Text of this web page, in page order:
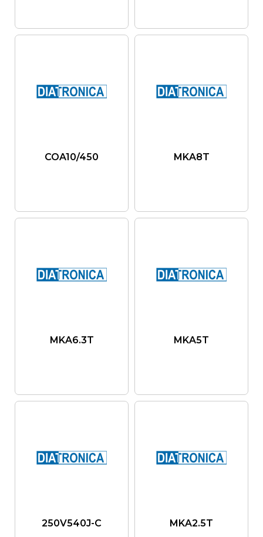
COA10/450 MKA8T
MKA6.3T MKA5T
250V540J-C MKA2.5T